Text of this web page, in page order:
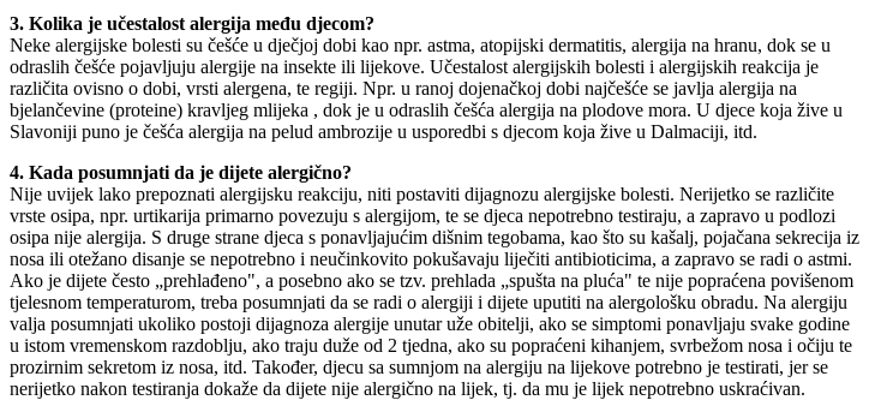
3. Kolika je učestalost alergija među djecom?
Neke alergijske bolesti su češće u dječjoj dobi kao npr. astma, atopijski dermatitis, alergija na hranu, dok se u
odraslih češće pojavljuju alergije na insekte ili lijekove. Učestalost alergijskih bolesti i alergijskih reakcija je
različita ovisno o dobi, vrsti alergena, te regiji. Npr. u ranoj dojenačkoj dobi najčešće se javlja alergija na
bjelančevine (proteine) kravljeg mlijeka , dok je u odraslih češća alergija na plodove mora. U djece koja žive u
Slavoniji puno je češća alergija na pelud ambrozije u usporedbi s djecom koja žive u Dalmaciji, itd.
4. Kada posumnjati da je dijete alergično?
Nije uvijek lako prepoznati alergijsku reakciju, niti postaviti dijagnozu alergijske bolesti. Nerijetko se različite
vrste osipa, npr. urtikarija primarno povezuju s alergijom, te se djeca nepotrebno testiraju, a zapravo u podlozi
osipa nije alergija. S druge strane djeca s ponavljajućim dišnim tegobama, kao što su kašalj, pojačana sekrecija iz
nosa ili otežano disanje se nepotrebno i neučinkovito pokušavaju liječiti antibioticima, a zapravo se radi o astmi.
Ako je dijete često „prehlađeno", a posebno ako se tzv. prehlada „spušta na pluća" te nije popraćena povišenom
tjelesnom temperaturom, treba posumnjati da se radi o alergiji i dijete uputiti na alergološku obradu. Na alergiju
valja posumnjati ukoliko postoji dijagnoza alergije unutar uže obitelji, ako se simptomi ponavljaju svake godine
u istom vremenskom razdoblju, ako traju duže od 2 tjedna, ako su popraćeni kihanjem, svrbežom nosa i očiju te
prozirnim sekretom iz nosa, itd. Također, djecu sa sumnjom na alergiju na lijekove potrebno je testirati, jer se
nerijetko nakon testiranja dokaže da dijete nije alergično na lijek, tj. da mu je lijek nepotrebno uskraćivan.